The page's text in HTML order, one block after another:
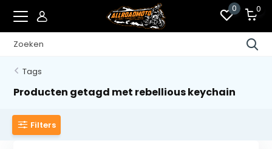
0 0
Tags
Producten getagd met rebellious keychain
Filters